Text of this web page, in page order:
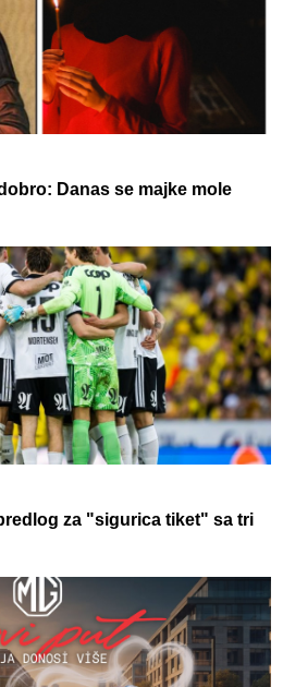
Danas se majke mole
za "sigurica tiket" sa tri